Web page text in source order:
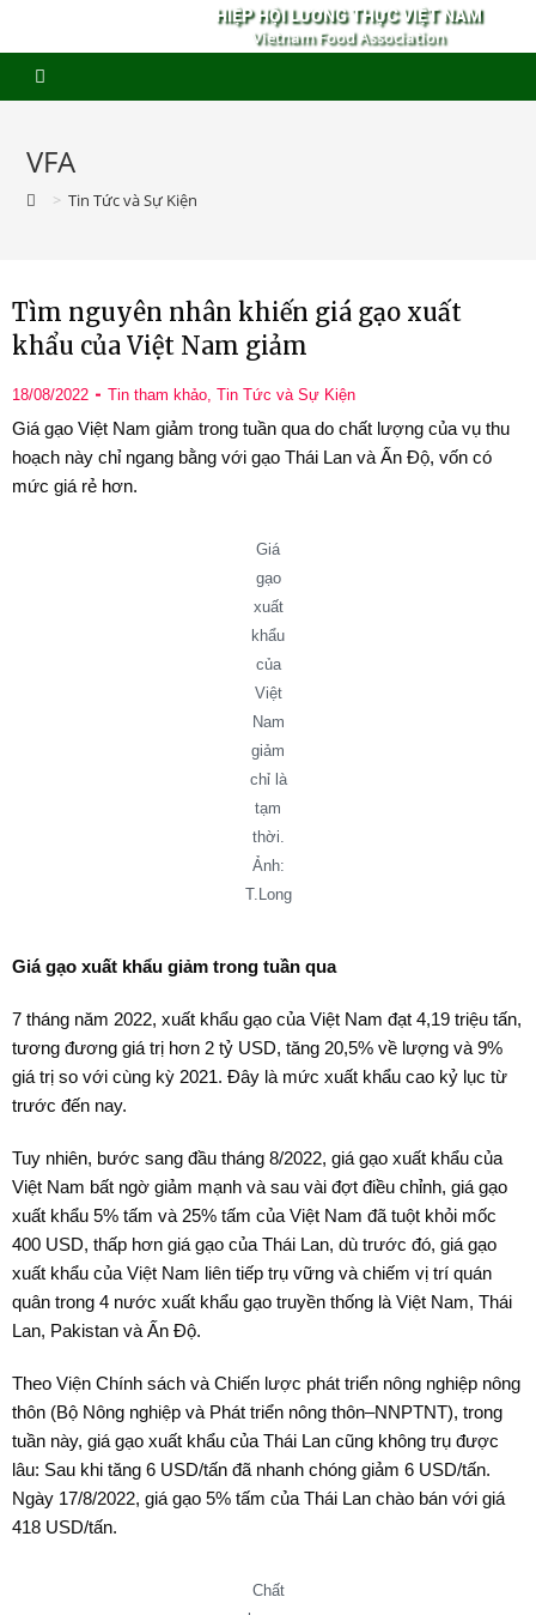
HIỆP HỘI LƯƠNG THỰC VIỆT NAM
Vietnam Food Association
VFA
> Tin Tức và Sự Kiện
Tìm nguyên nhân khiến giá gạo xuất
khẩu của Việt Nam giảm
18/08/2022 Tin tham khảo, Tin Tức và Sự Kiện
Giá gạo Việt Nam giảm trong tuần qua do chất lượng của vụ thu
hoạch này chỉ ngang bằng với gạo Thái Lan và Ấn Độ, vốn có
mức giá rẻ hơn.
Giá
gạo
xuất
khẩu
của
Việt
Nam
giảm
chỉ là
tạm
thời.
Ảnh:
T.Long
Giá gạo xuất khẩu giảm trong tuần qua
7 tháng năm 2022, xuất khẩu gạo của Việt Nam đạt 4,19 triệu tấn,
tương đương giá trị hơn 2 tỷ USD, tăng 20,5% về lượng và 9%
giá trị so với cùng kỳ 2021. Đây là mức xuất khẩu cao kỷ lục từ
trước đến nay.
Tuy nhiên, bước sang đầu tháng 8/2022, giá gạo xuất khẩu của
Việt Nam bất ngờ giảm mạnh và sau vài đợt điều chỉnh, giá gạo
xuất khẩu 5% tấm và 25% tấm của Việt Nam đã tuột khỏi mốc
400 USD, thấp hơn giá gạo của Thái Lan, dù trước đó, giá gạo
xuất khẩu của Việt Nam liên tiếp trụ vững và chiếm vị trí quán
quân trong 4 nước xuất khẩu gạo truyền thống là Việt Nam, Thái
Lan, Pakistan và Ấn Độ.
Theo Viện Chính sách và Chiến lược phát triển nông nghiệp nông
thôn (Bộ Nông nghiệp và Phát triển nông thôn–NNPTNT), trong
tuần này, giá gạo xuất khẩu của Thái Lan cũng không trụ được
lâu: Sau khi tăng 6 USD/tấn đã nhanh chóng giảm 6 USD/tấn.
Ngày 17/8/2022, giá gạo 5% tấm của Thái Lan chào bán với giá
418 USD/tấn.
Chất